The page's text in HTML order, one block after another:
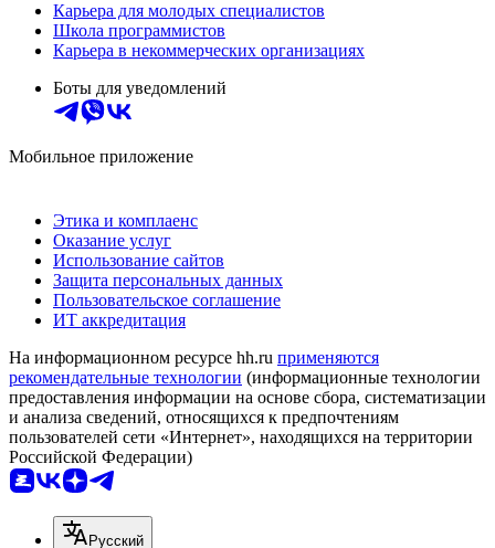
Карьера для молодых специалистов
Школа программистов
Карьера в некоммерческих организациях
Боты для уведомлений
Мобильное приложение
Этика и комплаенс
Оказание услуг
Использование сайтов
Защита персональных данных
Пользовательское соглашение
ИТ аккредитация
На информационном ресурсе hh.ru применяются
рекомендательные технологии (информационные технологии
предоставления информации на основе сбора, систематизации
и анализа сведений, относящихся к предпочтениям
пользователей сети «Интернет», находящихся на территории
Российской Федерации)
Русский